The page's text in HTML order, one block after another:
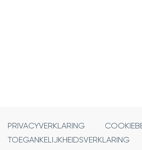
PRIVACYVERKLARING
TOEGANKELIJKHEIDSVERKLARING